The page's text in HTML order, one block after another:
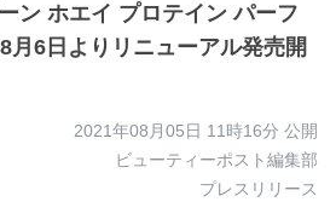
ン ホエイ プロテイン パーフ
6日よりリニューアル発売開
2021年08月05日 11時16分 公開
ビューティーポスト編集部
プレスリリース